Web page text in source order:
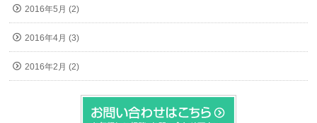
2016年5月 (2)
2016年4月 (3)
2016年2月 (2)